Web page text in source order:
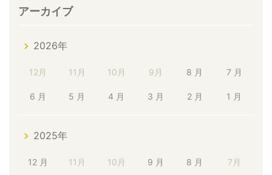
アーカイブ
2026年
12月 11月 10月 9月 8 月 7 月
6 月 5 月 4 月 3 月 2 月 1 月
2025年
12 月 11月 10月 9 月 8 月 7月